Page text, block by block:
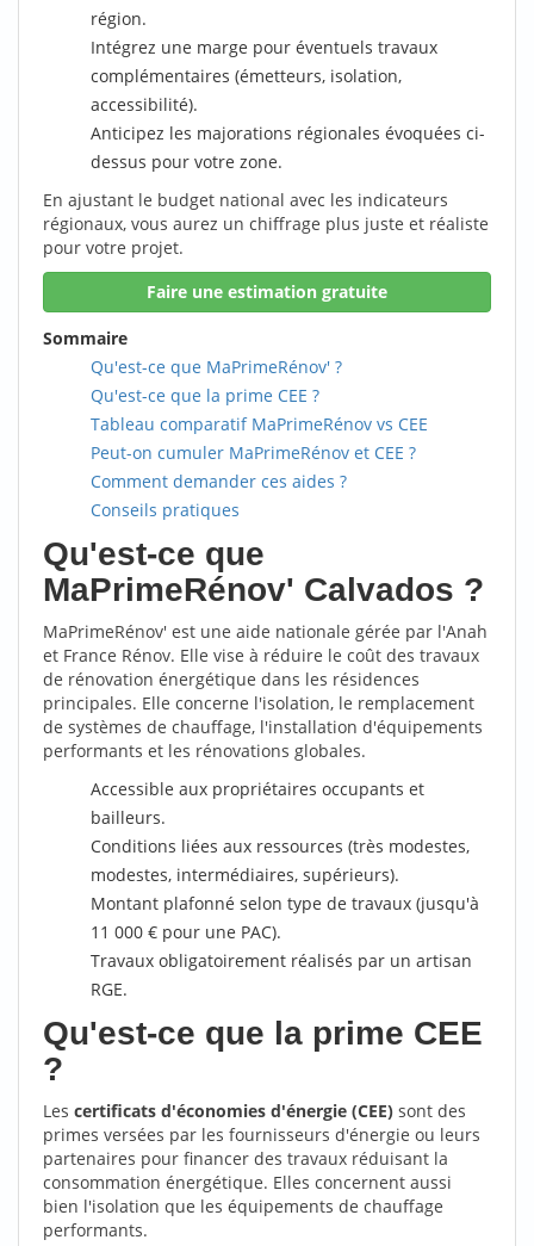
région.
Intégrez une marge pour éventuels travaux
complémentaires (émetteurs, isolation,
accessibilité).
Anticipez les majorations régionales évoquées ci-
dessus pour votre zone.
En ajustant le budget national avec les indicateurs
régionaux, vous aurez un chiffrage plus juste et réaliste
pour votre projet.
Faire une estimation gratuite
Sommaire
Qu'est-ce que MaPrimeRénov' ?
Qu'est-ce que la prime CEE ?
Tableau comparatif MaPrimeRénov vs CEE
Peut-on cumuler MaPrimeRénov et CEE ?
Comment demander ces aides ?
Conseils pratiques
Qu'est-ce que
MaPrimeRénov' Calvados ?
MaPrimeRénov' est une aide nationale gérée par l'Anah
et France Rénov. Elle vise à réduire le coût des travaux
de rénovation énergétique dans les résidences
principales. Elle concerne l'isolation, le remplacement
de systèmes de chauffage, l'installation d'équipements
performants et les rénovations globales.
Accessible aux propriétaires occupants et
bailleurs.
Conditions liées aux ressources (très modestes,
modestes, intermédiaires, supérieurs).
Montant plafonné selon type de travaux (jusqu'à
11 000 € pour une PAC).
Travaux obligatoirement réalisés par un artisan
RGE.
Qu'est-ce que la prime CEE
?
Les certificats d'économies d'énergie (CEE) sont des
primes versées par les fournisseurs d'énergie ou leurs
partenaires pour financer des travaux réduisant la
consommation énergétique. Elles concernent aussi
bien l'isolation que les équipements de chauffage
performants.